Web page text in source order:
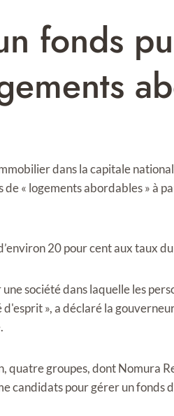
fonds
dans la capitale
« logements abordables » à
20 pour cent aux taux
société dans laquelle les
», a déclaré la
quatre groupes, dont Nomura
candidats pour gérer un